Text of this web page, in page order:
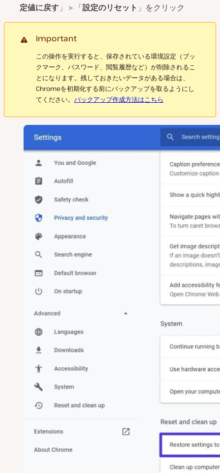
定値に戻す 」＞「設定のリセット 」をクリック
Important
この操作を実行すると、保存されている環境設定（ブッ
クマーク、パスワード、閲覧履歴など）が削除されるこ
とになります。残しておきたいデータがある場合は、
Chromeを初期化する前にバックアップを取るようにし
てください。 バックアップ作成方法はこちら